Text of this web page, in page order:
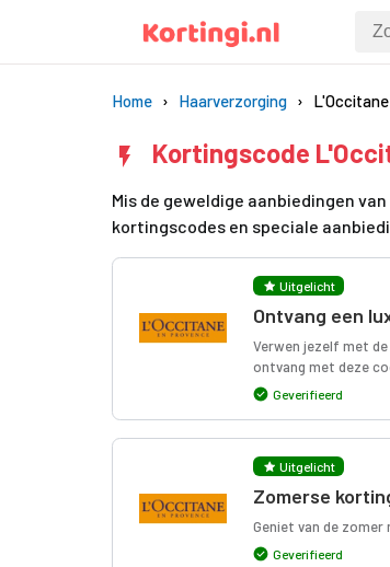
Home Haarverzorging L'Occitane
Kortingscode
Mis de geweldige aanbiedingen
kortingscodes en speciale
Uitgelicht
Ontvang een
Verwen jezelf met
ontvang met deze
Geverifieerd
Uitgelicht
Zomerse
Geniet van de
Geverifieerd